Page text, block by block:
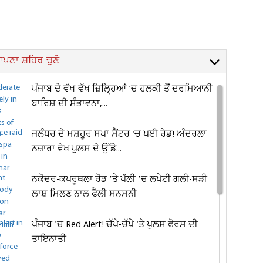
ਸ਼ਹਿਰ ਚੁਣੋ
ਪੰਜਾਬ ਦੇ ਵੱਖ-ਵੱਖ ਜ਼ਿਲ੍ਹਿਆਂ 'ਚ ਹਲਕੀ ਤੋਂ ਦਰਮਿਆਨੀ
ਬਾਰਿਸ਼ ਦੀ ਸੰਭਾਵਨਾ,...
ਜਲੰਧਰ ਦੇ ਮਸ਼ਹੂਰ ਸਪਾ ਸੈਂਟਰ 'ਚ ਪਈ ਰੇਡ! ਅੰਦਰਲਾ
ਨਜ਼ਾਰਾ ਵੇਖ ਪੁਲਸ ਦੇ ਉੱਡੇ...
ਨਕੋਦਰ-ਕਪਰੂਥਲਾ ਰੋਡ ’ਤੇ ਪੱਲੀ ’ਚ ਲਪੇਟੀ ਗਲੀ-ਸੜੀ
ਲਾਸ਼ ਮਿਲਣ ਨਾਲ ਫੈਲੀ ਸਨਸਨੀ
ਪੰਜਾਬ 'ਚ Red Alert! ਚੱਪੇ-ਚੱਪੇ 'ਤੇ ਪੁਲਸ ਫੋਰਸ ਦੀ
ਤਾਇਨਾਤੀ